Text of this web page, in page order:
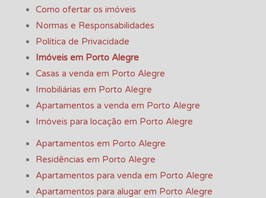
Como ofertar os imóveis
Normas e Responsabilidades
Política de Privacidade
Imóveis em Porto Alegre
Casas a venda em Porto Alegre
Imobiliárias em Porto Alegre
Apartamentos a venda em Porto Alegre
Imóveis para locação em Porto Alegre
Apartamentos em Porto Alegre
Residências em Porto Alegre
Apartamentos para venda em Porto Alegre
Apartamentos para alugar em Porto Alegre